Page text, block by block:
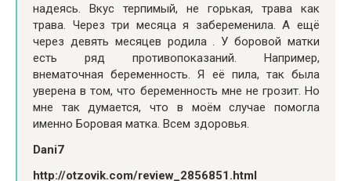
надеясь. Вкус терпимый, не горькая, трава как
трава. Через три месяца я забеременила. А ещё
через девять месяцев родила . У боровой матки
есть ряд противопоказаний. Например,
внематочная беременность. Я её пила, так была
уверена в том, что беременность мне не грозит. Но
мне так думается, что в моём случае помогла
именно Боровая матка. Всем здоровья.
Dani7
http://otzovik.com/review_2856851.html